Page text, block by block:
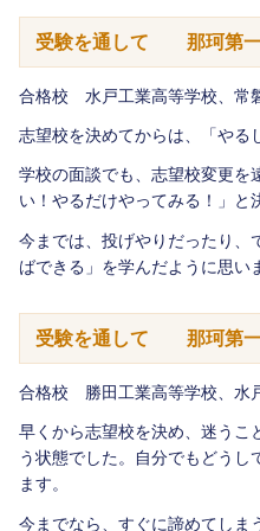
受験を通して 那珂第
合格校 水戸工業高等学校、常
志望校を決めてからは、「やる
学校の面談でも、志望校変更を
い！やるだけやってみる！」と
今までは、投げやりだったり、
ばできる」を学んだように思い
受験を通して 那珂第
合格校 勝田工業高等学校、水
早くから志望校を決め、迷うこ
う状態でした。自分でもどうし
ます。
今までなら、すぐに諦めてしま